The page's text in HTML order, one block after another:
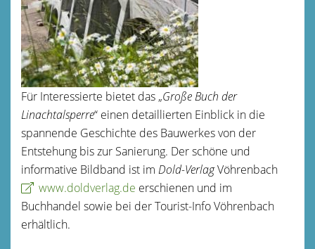
Für Interessierte bietet das „Große Buch der
Linachtalsperre“ einen detaillierten Einblick in die
spannende Geschichte des Bauwerkes von der
Entstehung bis zur Sanierung. Der schöne und
informative Bildband ist im Dold-VerlagVöhrenbach
www.doldverlag.de erschienen und im
Buchhandel sowie bei der Tourist-Info Vöhrenbach
erhältlich.